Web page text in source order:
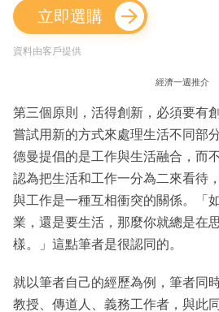
立即選購
資料由客戶提供
經濟一週推介
第三個原則，活得創新，必須要有
嘗試用新的方式來處理生活不同部
德曼提倡的是工作與生活融合，而
認為把生活和工作一分為二來看待
與工作是一種互相衝突的關係。「
業，還是要生活，那麼你就總是在
樣。」這點筆者是很認同的。
就以筆者自己的經歷為例，筆者同
教授、傳道人、義務工作者，與此